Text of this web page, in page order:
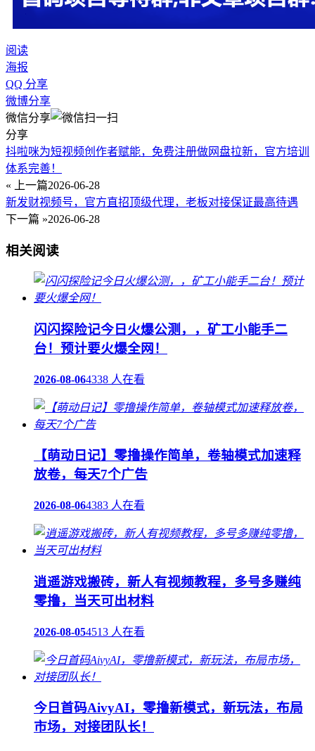
阅读
海报
QQ 分享
微博分享
微信分享
分享
抖啦咪为短视频创作者赋能，免费注册做网盘拉新，官方培训
体系完善！
« 上一篇2026-06-28
新发财视频号，官方直招顶级代理，老板对接保证最高待遇
下一篇 »2026-06-28
相关阅读
闪闪探险记今日火爆公测，，矿工小能手二
台！预计要火爆全网！
2026-08-064338 人在看
【萌动日记】零撸操作简单，卷轴模式加速释
放卷，每天7个广告
2026-08-064383 人在看
逍遥游戏搬砖，新人有视频教程，多号多赚纯
零撸，当天可出材料
2026-08-054513 人在看
今日首码AivyAI，零撸新模式，新玩法，布局
市场，对接团队长！